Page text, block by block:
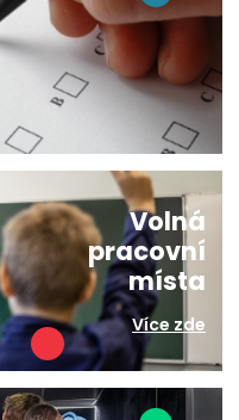
Volná
pracovní
místa
Více zde